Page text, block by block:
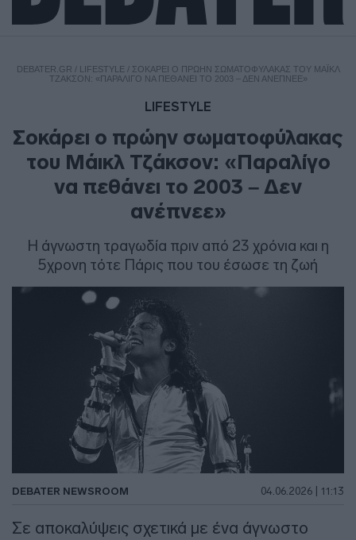
DEBATER.GR / LIFESTYLE / ΣΟΚΆΡΕΙ Ο ΠΡΏΗΝ ΣΩΜΑΤΟΦΎΛΑΚΑΣ ΤΟΥ ΜΆΙΚΛ
ΤΖΆΚΣΟΝ: «ΠΑΡΑΛΊΓΟ ΝΑ ΠΕΘΆΝΕΙ ΤΟ 2003 – ΔΕΝ ΑΝΈΠΝΕΕ»
LIFESTYLE
Σοκάρει ο πρώην σωματοφύλακας
του Μάικλ Τζάκσον: «Παραλίγο
να πεθάνει το 2003 – Δεν
ανέπνεε»
Η άγνωστη τραγωδία πριν από 23 χρόνια και η
5χρονη τότε Πάρις που του έσωσε τη ζωή
DEBATER NEWSROOM 04.06.2026 | 11:13
Σε αποκαλύψεις σχετικά με ένα άγνωστο